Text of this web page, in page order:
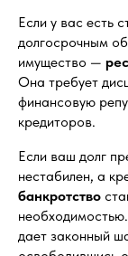
Если у вас есть
долгосрочным
имущество —
Она требует
финансовую
кредиторов.
Если ваш долг
нестабилен, а
банкротство
дает законный